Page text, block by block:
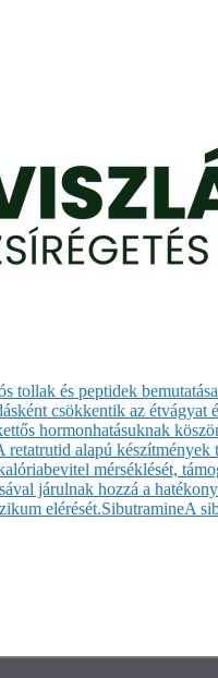
tollak és peptidek
csökkentik az
hormonhatásuknak
retatrutid alapú készítmények
mérséklését,
járulnak hozzá a
elérését.SibutramineA